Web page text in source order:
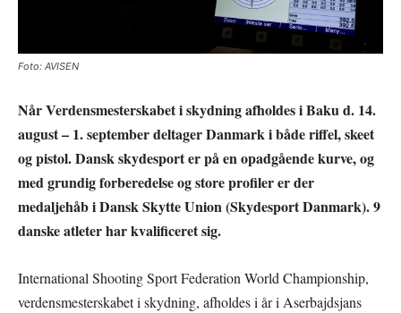
Foto: AVISEN
Når Verdensmesterskabet i skydning afholdes i Baku d. 14.
august – 1. september deltager Danmark i både riffel, skeet
og pistol. Dansk skydesport er på en opadgående kurve, og
med grundig forberedelse og store profiler er der
medaljehåb i Dansk Skytte Union (Skydesport Danmark). 9
danske atleter har kvalificeret sig.
International Shooting Sport Federation World Championship,
verdensmesterskabet i skydning, afholdes i år i Aserbajdsjans